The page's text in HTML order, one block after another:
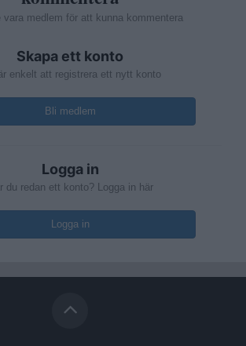
vara medlem för att kunna kommentera
Skapa ett konto
enkelt att registrera ett nytt konto
Bli medlem
Logga in
du redan ett konto? Logga in här
Logga in